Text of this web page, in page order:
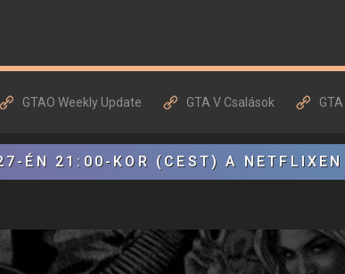
GTAO Weekly Update GTA V Csalások
ÉN 21:00-KOR (CEST) A